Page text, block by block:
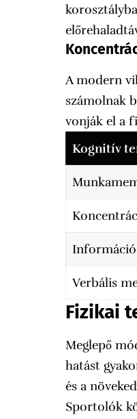
A modern
számolnak
vonják el a
Kognitív
Verbális
Fizikai
Meglepő
hatást
és a
Sportolók